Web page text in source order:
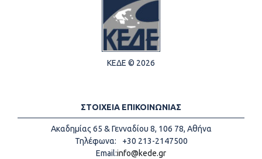
ΚΕΔΕ © 2026
ΣΤΟΙΧΕΙΑ ΕΠΙΚΟΙΝΩΝΙΑΣ
Ακαδημίας 65 & Γενναδίου 8, 106 78, Αθήνα
Τηλέφωνα:
+30 213-2147500
Email:info@kede.gr